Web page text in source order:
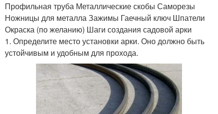
Профильная труба Металлические скобы Саморезы
Ножницы для металла Зажимы Гаечный ключ Шпатели
Окраска (по желанию) Шаги создания садовой арки
1. Определите место установки арки. Оно должно быть
устойчивым и удобным для прохода.